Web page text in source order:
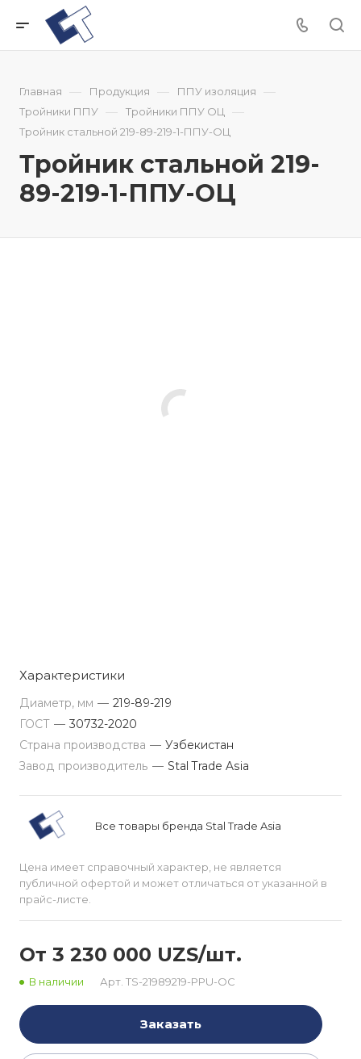
Главная — Продукция — ППУ изоляция —
Тройники ППУ — Тройники ППУ ОЦ —
Тройник стальной 219-89-219-1-ППУ-ОЦ
Тройник стальной 219-
89-219-1-ППУ-ОЦ
Характеристики
Диаметр, мм — 219-89-219
ГОСТ — 30732-2020
Страна производства — Узбекистан
Завод производитель — Stal Trade Asia
Все товары бренда Stal Trade Asia
Цена имеет справочный характер, не является
публичной офертой и может отличаться от указанной в
прайс-листе.
От 3 230 000 UZS/шт.
В наличии Арт. TS-21989219-PPU-OC
Заказать